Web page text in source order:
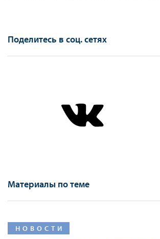
Поделитесь в соц. сетях
Материалы по теме
НОВОСТИ